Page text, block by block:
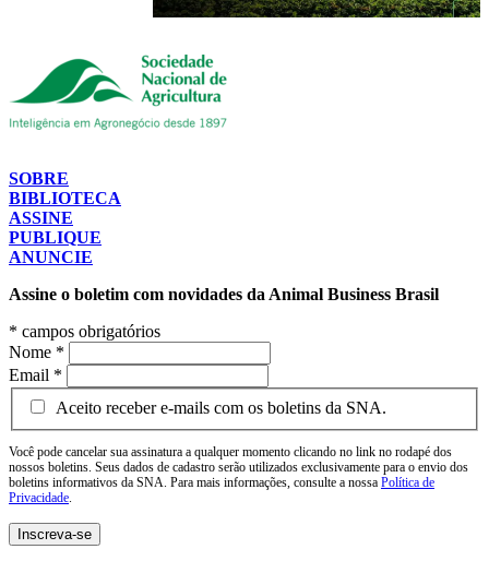
SOBRE
BIBLIOTECA
ASSINE
PUBLIQUE
ANUNCIE
Assine o boletim com novidades da Animal Business Brasil
* campos obrigatórios
Nome *
Email *
Aceito receber e-mails com os boletins da SNA.
Você pode cancelar sua assinatura a qualquer momento clicando no link no rodapé dos
nossos boletins. Seus dados de cadastro serão utilizados exclusivamente para o envio dos
boletins informativos da SNA. Para mais informações, consulte a nossa Política de
Privacidade.